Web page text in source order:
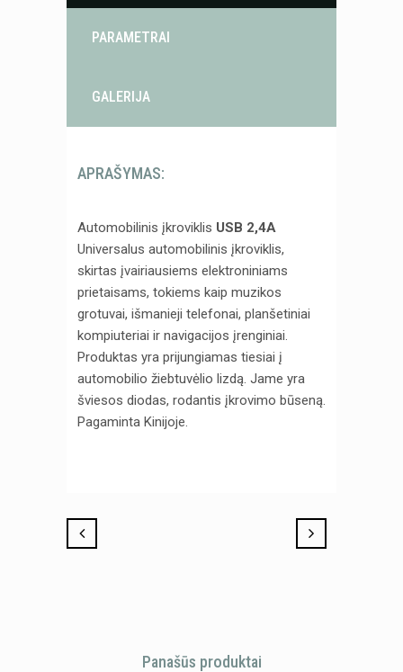
PARAMETRAI
GALERIJA
APRAŠYMAS:
Automobilinis įkroviklis USB 2,4A
Universalus automobilinis įkroviklis,
skirtas įvairiausiems elektroniniams
prietaisams, tokiems kaip muzikos
grotuvai, išmanieji telefonai, planšetiniai
kompiuteriai ir navigacijos įrenginiai.
Produktas yra prijungiamas tiesiai į
automobilio žiebtuvėlio lizdą. Jame yra
šviesos diodas, rodantis įkrovimo būseną.
Pagaminta Kinijoje.
Panašūs produktai